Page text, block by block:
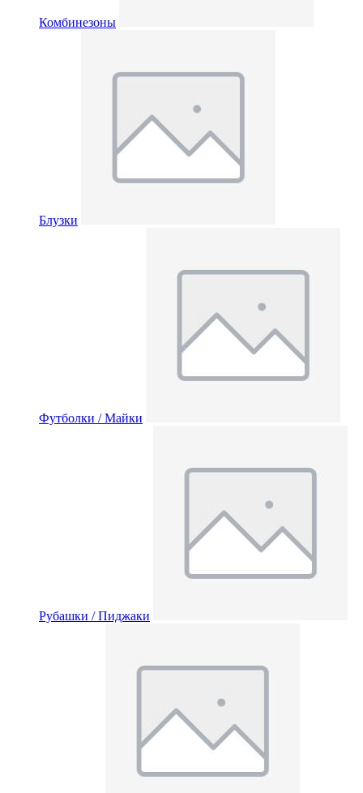
Комбинезоны
Блузки
Футболки / Майки
Рубашки / Пиджаки